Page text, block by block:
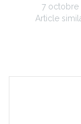
7 octobre
Article